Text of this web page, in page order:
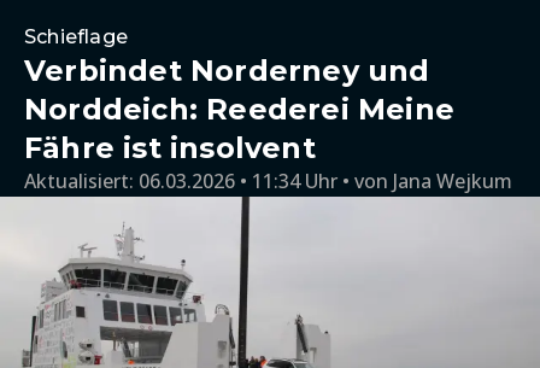
Schieflage
Verbindet Norderney und
Norddeich: Reederei Meine
Fähre ist insolvent
Aktualisiert: 06.03.2026 • 11:34 Uhr von Jana Wejkum